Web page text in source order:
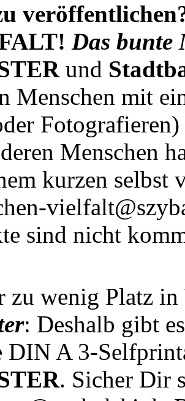
Das bunte
und
Menschen mit
Menschen
kurzen selbst
sind nicht
zu wenig Platz in
: Deshalb gibt
DIN A 3-
. Sicher Dir